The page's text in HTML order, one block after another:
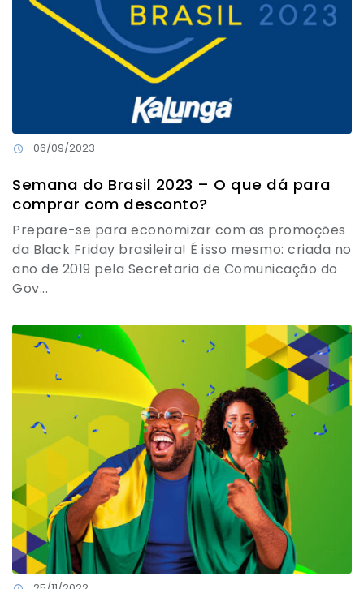
06/09/2023
Semana do Brasil 2023 – O que dá para
comprar com desconto?
Prepare-se para economizar com as promoções
da Black Friday brasileira! É isso mesmo: criada no
ano de 2019 pela Secretaria de Comunicação do
Gov...